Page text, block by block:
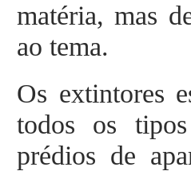
matéria, mas
ao tema.
Os extintores
todos os
prédios de